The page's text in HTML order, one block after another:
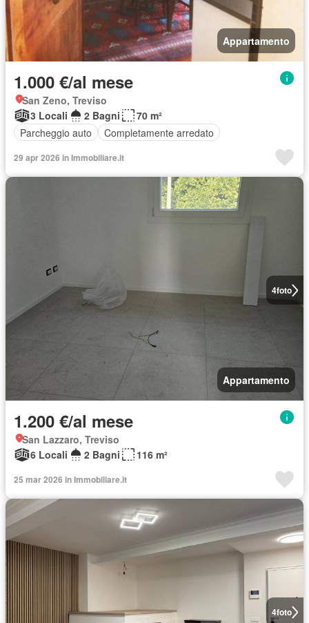
Appartamento
1.000 €/al mese
San Zeno, Treviso
3 Locali
2 Bagni
70 m²
Parcheggio auto
Completamente arredato
29 apr 2026 in Immobiliare.it
4foto
Appartamento
1.200 €/al mese
San Lazzaro, Treviso
6 Locali
2 Bagni 116 m²
25 mar 2026 in Immobiliare.it
4foto